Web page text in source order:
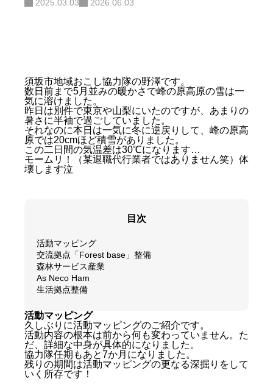
インタビュー
プライバシーポリシー
2025.03.03 2026.06.03
須坂市地域おこし協力隊の野澤です。
数日前まで5月並みの暖かさで峰の原高原の雪は一
気に溶けました。
昨日は別件で東京や山梨にいたのですが、あまりの
暑さに半袖で過ごしていました。
それなのに本日は一気に冬に逆戻りして、峰の原高
原では20cmほど積雪がありました。
この二日間の気温差は30℃になります…
モームリ！（某退職代行業者ではありません笑）体
壊します泣
目次
活動マッピング
交流拠点「Forest base」整備
森林サービス産業
As Neco Ham
生活拠点整備
活動マッピング
久しぶりに活動マッピングのご紹介です。
活動内容の根本は前から何も変わっていません。た
だ、詳細な中身が具体的になりました。
協力隊任期もあと7か月になりました。
残りの期間は活動マッピングの更なる深掘りをして
いく所存です！